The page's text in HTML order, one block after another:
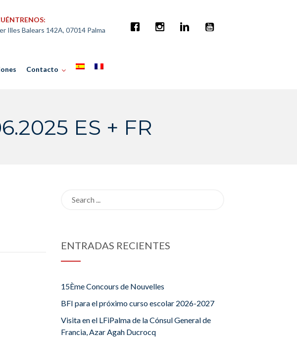
Illes Balears 142A, 07014 Palma
Contacto
ES + FR
ENTRADAS RECIENTES
15Ème Concours de Nouvelles
BFI para el próximo curso escolar 2026-2027
Visita en el LFiPalma de la Cónsul General de
Francia, Azar Agah Ducrocq